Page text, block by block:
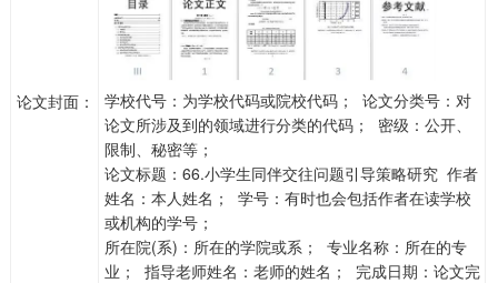
论文封面：
学校代号：为学校代码或院校代码； 论文分类号：对
论文所涉及到的领域进行分类的代码； 密级：公开、
限制、秘密等；
论文标题：66.小学生同伴交往问题引导策略研究 作者
姓名：本人姓名； 学号：有时也会包括作者在读学校
或机构的学号；
所在院(系)：所在的学院或系； 专业名称：所在的专
业； 指导老师姓名：老师的姓名； 完成日期：论文完